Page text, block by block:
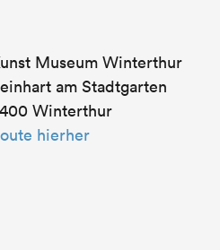
Museum Winterthur
am Stadtgarten
Winterthur
hierher